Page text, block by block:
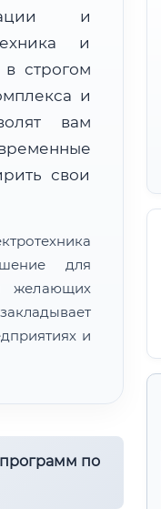
и
и
строгом
и
вам
свои
для
желающих
и
по